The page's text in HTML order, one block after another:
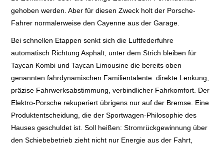
gehoben werden. Aber für diesen Zweck holt der Porsche-
Fahrer normalerweise den Cayenne aus der Garage.
Bei schnellen Etappen senkt sich die Luftfederfuhre
automatisch Richtung Asphalt, unter dem Strich bleiben für
Taycan Kombi und Taycan Limousine die bereits oben
genannten fahrdynamischen Familientalente: direkte Lenkung,
präzise Fahrwerksabstimmung, verbindlicher Fahrkomfort. Der
Elektro-Porsche rekuperiert übrigens nur auf der Bremse. Eine
Produktentscheidung, die der Sportwagen-Philosophie des
Hauses geschuldet ist. Soll heißen: Stromrückgewinnung über
den Schiebebetrieb zieht nicht nur Energie aus der Fahrt,